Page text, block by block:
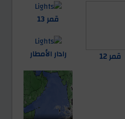
قمر 12
قمر 13
رادار الأمطار